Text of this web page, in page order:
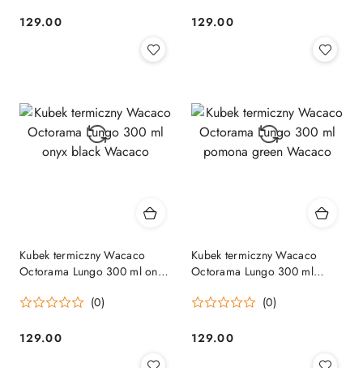
Cena:
129.00 Cena:
129.00
Kubek termiczny Wacaco
Octorama Lungo 300 ml onyx
(0)
Cena:
129.00
Kubek termiczny Wacaco
Octorama Lungo 300 ml
(0)
Cena:
129.00